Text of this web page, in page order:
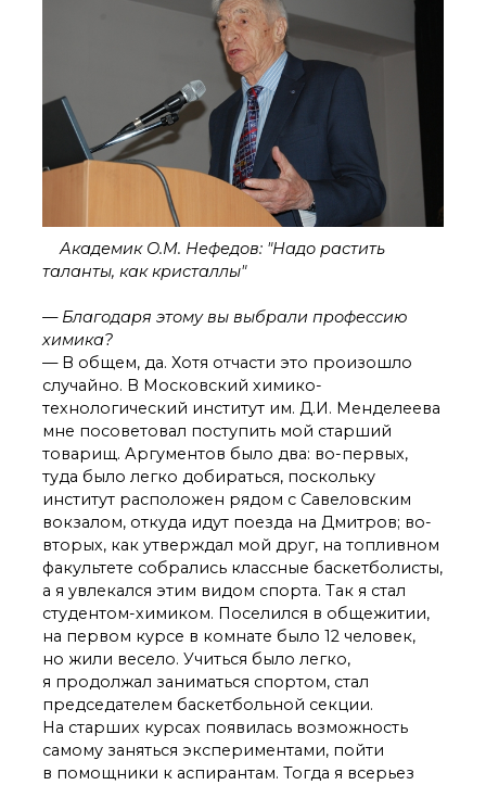
Академик О.М. Нефедов: "Надо растить
таланты, как кристаллы"
— Благодаря этому вы выбрали профессию
химика?
— В общем, да. Хотя отчасти это произошло
случайно. В Московский химико-
технологический институт им. Д.И. Менделеева
мне посоветовал поступить мой старший
товарищ. Аргументов было два: во-первых,
туда было легко добираться, поскольку
институт расположен рядом с Савеловским
вокзалом, откуда идут поезда на Дмитров; во-
вторых, как утверждал мой друг, на топливном
факультете собрались классные баскетболисты,
а я увлекался этим видом спорта. Так я стал
студентом-химиком. Поселился в общежитии,
на первом курсе в комнате было 12 человек,
но жили весело. Учиться было легко,
я продолжал заниматься спортом, стал
председателем баскетбольной секции.
На старших курсах появилась возможность
самому заняться экспериментами, пойти
в помощники к аспирантам. Тогда я всерьез